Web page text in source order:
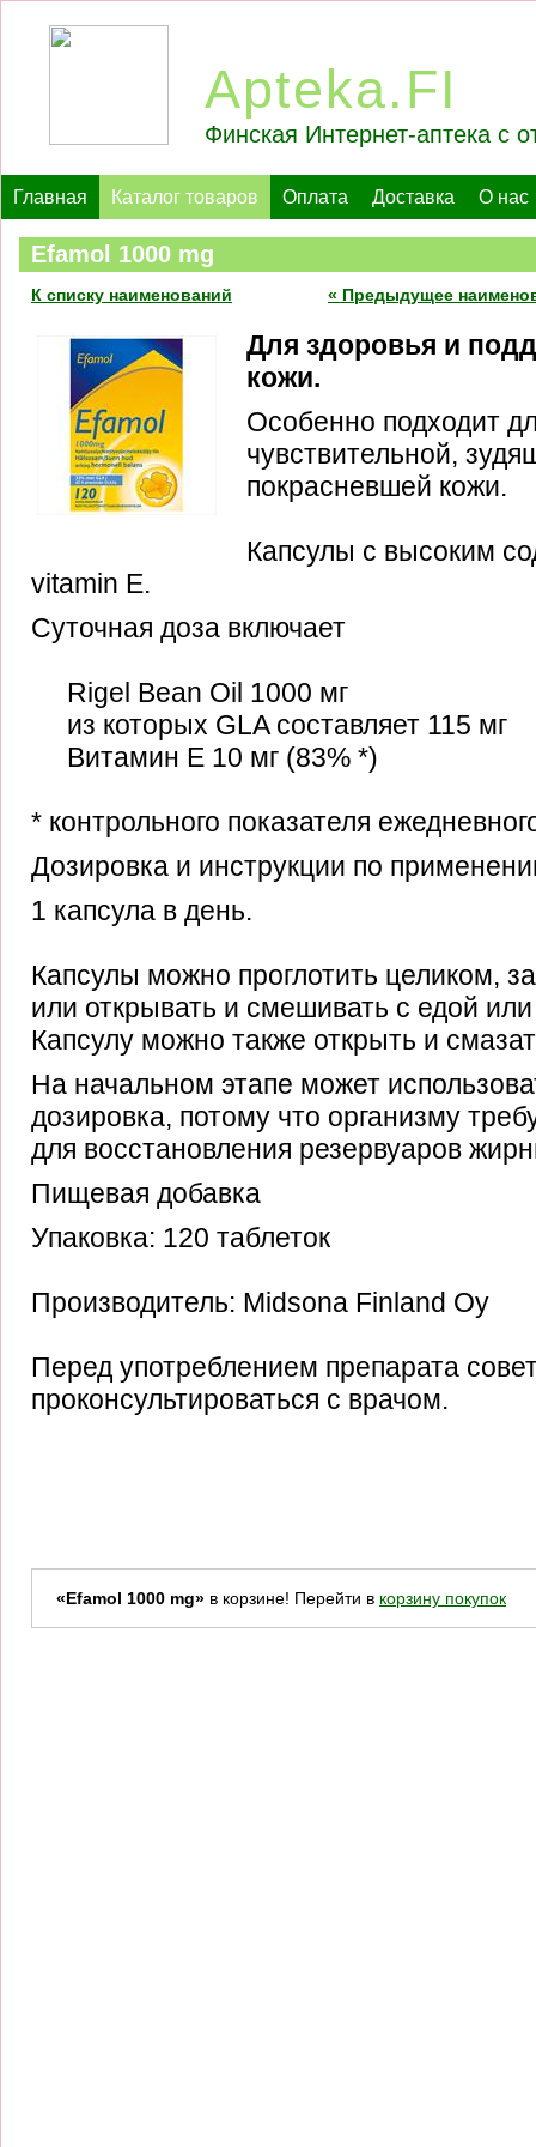
Apteka.FI
Финская Интернет-аптека с
Главная Каталог товаров Оплата Доставка О нас
Efamol 1000 mg
« Предыдущее
К списку наименований
Для здоровья и
кожи.
Особенно подходит
чувствительной,
покрасневшей кожи.
Капсулы с высоким
vitamin E.
Суточная доза включает
Rigel Bean Oil 1000 мг
из которых GLA составляет 115 мг
Витамин Е 10 мг (83% *)
* контрольного показателя
Дозировка и инструкции по
1 капсула в день.
Капсулы можно проглотить целиком,
или открывать и смешивать с едой
Капсулу можно также открыть и
На начальном этапе может
дозировка, потому что организму
для восстановления резервуаров
Пищевая добавка
Упаковка: 120 таблеток
Производитель: Midsona Finland Oy
Перед употреблением препарата
проконсультироваться с врачом.
«Efamol 1000 mg» в корзине! Перейти в корзину покупок